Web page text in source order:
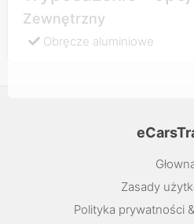
Zewnętrzny
Obręcze aluminiowe
Zasady
Polityka prywatności